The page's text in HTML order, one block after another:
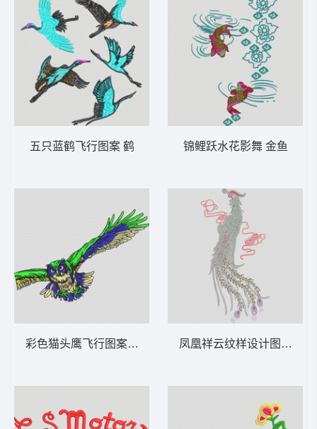
五只蓝鹤飞行图案 鹤
彩色猫头鹰飞行图案 鹰
锦鲤跃水花影舞 金鱼
凤凰祥云纹样设计图 凤凰